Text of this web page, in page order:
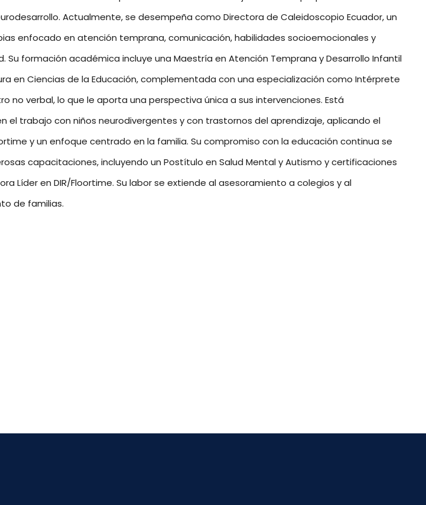
Actualmente, se desempeña como Directora de Caleidoscopio Ecuador, un
enfocado en atención temprana, comunicación, habilidades socioemocionales y
Su formación académica incluye una Maestría en Atención Temprana y Desarrollo Infantil
en Ciencias de la Educación, complementada con una especialización como Intérprete
no verbal, lo que le aporta una perspectiva única a sus intervenciones. Está
el trabajo con niños neurodivergentes y con trastornos del aprendizaje, aplicando el
y un enfoque centrado en la familia. Su compromiso con la educación continua se
capacitaciones, incluyendo un Postítulo en Salud Mental y Autismo y certificaciones
Líder en DIR/Floortime. Su labor se extiende al asesoramiento a colegios y al
de familias.